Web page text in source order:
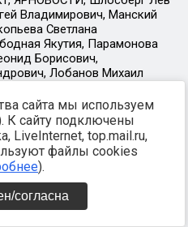
сайта мы используем
К сайту подключены
LiveInternet, top.mail.ru,
файлы cookies
).
согласна